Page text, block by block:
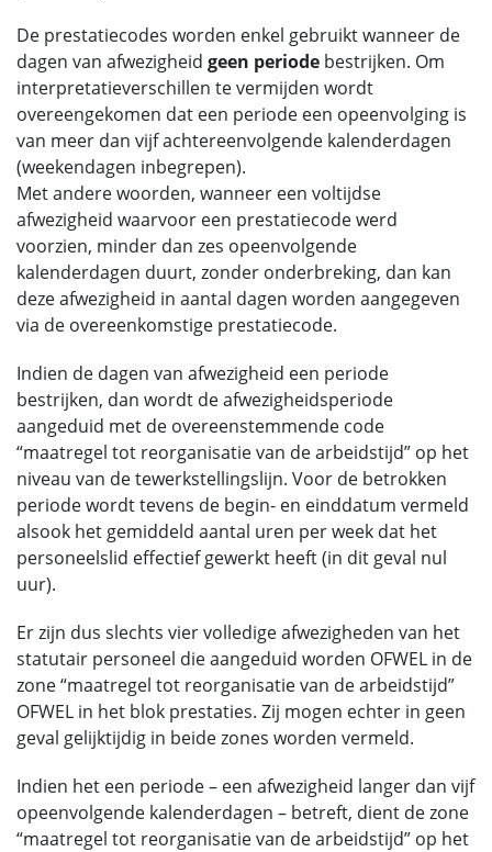
De prestatiecodes worden enkel gebruikt wanneer de
dagen van afwezigheid geen periode bestrijken. Om
interpretatieverschillen te vermijden wordt
overeengekomen dat een periode een opeenvolging is
van meer dan vijf achtereenvolgende kalenderdagen
(weekendagen inbegrepen).
Met andere woorden, wanneer een voltijdse
afwezigheid waarvoor een prestatiecode werd
voorzien, minder dan zes opeenvolgende
kalenderdagen duurt, zonder onderbreking, dan kan
deze afwezigheid in aantal dagen worden aangegeven
via de overeenkomstige prestatiecode.
Indien de dagen van afwezigheid een periode
bestrijken, dan wordt de afwezigheidsperiode
aangeduid met de overeenstemmende code
“maatregel tot reorganisatie van de arbeidstijd” op het
niveau van de tewerkstellingslijn. Voor de betrokken
periode wordt tevens de begin- en einddatum vermeld
alsook het gemiddeld aantal uren per week dat het
personeelslid effectief gewerkt heeft (in dit geval nul
uur).
Er zijn dus slechts vier volledige afwezigheden van het
statutair personeel die aangeduid worden OFWEL in de
zone “maatregel tot reorganisatie van de arbeidstijd”
OFWEL in het blok prestaties. Zij mogen echter in geen
geval gelijktijdig in beide zones worden vermeld.
Indien het een periode – een afwezigheid langer dan vijf
opeenvolgende kalenderdagen – betreft, dient de zone
“maatregel tot reorganisatie van de arbeidstijd” op het